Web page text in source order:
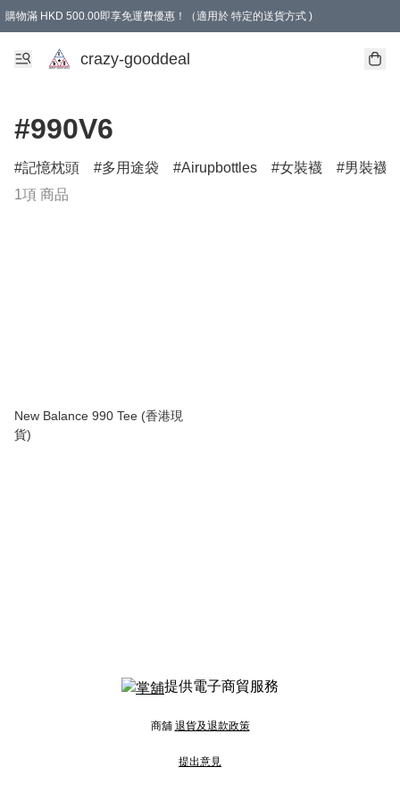
購物滿 HKD 500.00即享免運費優惠！（適用於 特定的送貨方式 )
成為會員可享免費禮品
crazy-gooddeal
#990V6
記憶枕頭 多用途袋 Airupbottles 女裝襪
男裝襪
1項 商品
New Balance 990 Tee (香港現
貨)
提供電子商貿服務
商舖 退貨及退款政策
提出意見